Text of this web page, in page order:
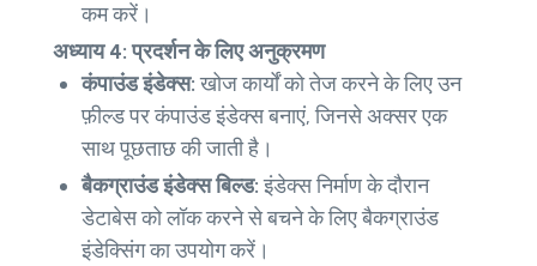
कम करें।
अध्याय 4: प्रदर्शन के लिए अनुक्रमण
कंपाउंड इंडेक्स:खोज कार्यों को तेज करने के लिए उन
फ़ील्ड पर कंपाउंड इंडेक्स बनाएं, जिनसे अक्सर एक
साथ पूछताछ की जाती है।
बैकग्राउंड इंडेक्स बिल्ड:इंडेक्स निर्माण के दौरान
डेटाबेस को लॉक करने से बचने के लिए बैकग्राउंड
इंडेक्सिंग का उपयोग करें।